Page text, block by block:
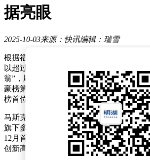
据亮眼
2025-10-03来源：快讯编辑：瑞雪
根据福布斯富豪榜最新数据，特斯拉首席
以超过5000亿美元的个人财富，成为全球
翁”，刷新了人类财富积累的历史纪录。
豪榜第二名的拉里·埃里森高出约1500亿
榜首位。
马斯克的财富激增主要得益于特斯拉股价
旗下多家科技初创公司估值的同步提升。
12月首次突破4000亿美元大关后，他的
创新高，成为全球财富增长最快的商业领